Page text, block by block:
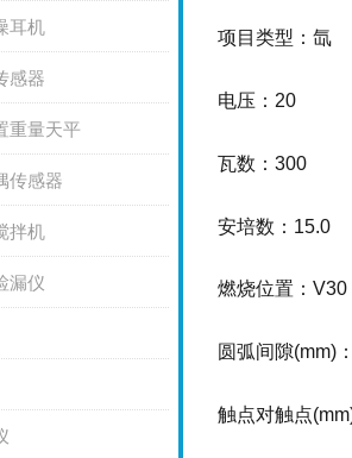
耳机
感器
重量天平
传感器
拌机
漏仪
项目类型：氙
电压：20
瓦数：300
安培数：15.0
燃烧位置：V30
圆弧间隙(mm)
触点对触点